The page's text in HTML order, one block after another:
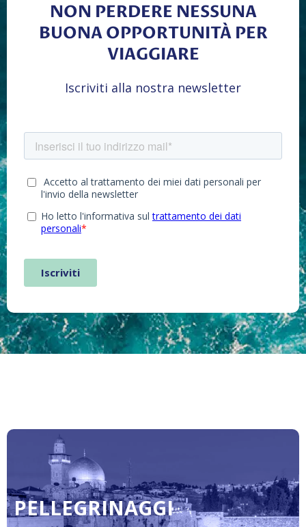
NON PERDERE NESSUNA
BUONA OPPORTUNITÀ PER
VIAGGIARE
Iscriviti alla nostra newsletter
PELLEGRINAGGI